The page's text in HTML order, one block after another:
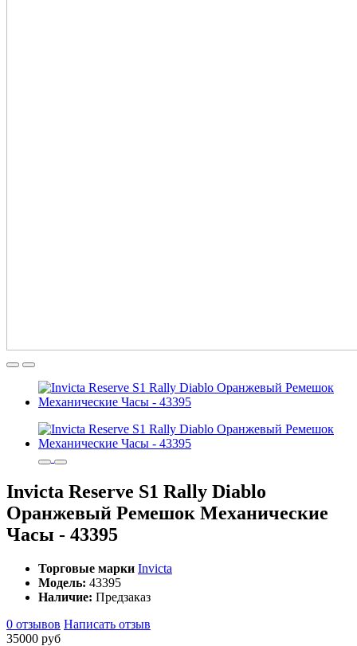
Invicta Reserve S1 Rally Diablo
Оранжевый Ремешок Механические
Часы - 43395
Торговые марки Invicta
Модель: 43395
Наличие: Предзаказ
0 отзывов Написать отзыв
35000 руб